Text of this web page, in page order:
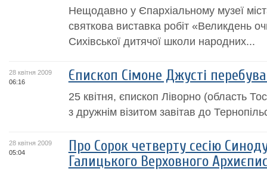
Нещодавно у Єпархіальному музеї
святкова виставка робіт «Великдень
Сихівської дитячої школи народних...
28 квітня 2009
06:16
Єпископ Сімоне Джусті
25 квітня, єпископ Ліворно (область
з дружнім візитом завітав до
28 квітня 2009
05:04
Про Сорок четверту сесію
Галицького Верховного